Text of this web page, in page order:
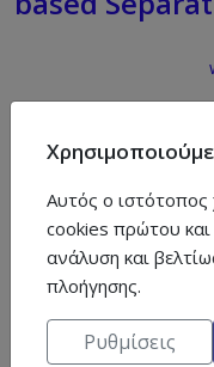
The Fourteenth
based Separations will
The Symposium is
advances in micro-
of field- and flow- based
On behalf of the
invite in Patras,
interested to present
Αυτός ο ιστότοπος
cookies πρώτου και
ανάλυση και
πλοήγησης.
Ρυθμίσεις